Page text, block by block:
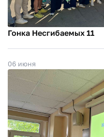
Гонка Несгибаемых 11
06 июня